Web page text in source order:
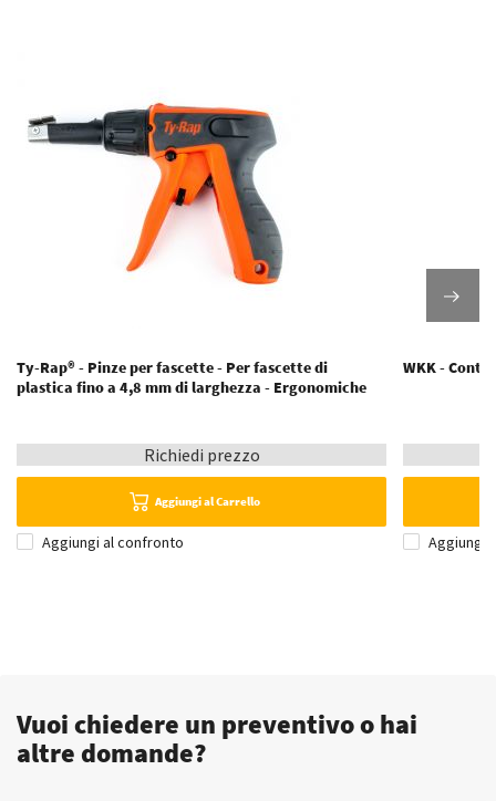
Ty-Rap® - Pinze per fascette - Per fascette di
plastica fino a 4,8 mm di larghezza - Ergonomiche
Richiedi prezzo
Aggiungi al Carrello
Aggiungi al confronto
WKK -
Aggiungi
Vuoi chiedere un preventivo o hai
altre domande?